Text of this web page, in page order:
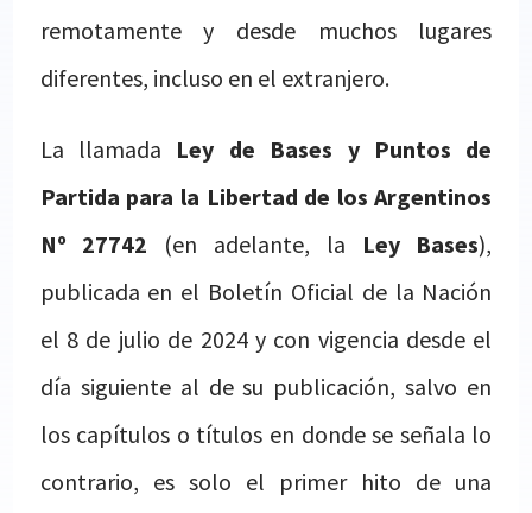
remotamente y desde muchos lugares
diferentes, incluso en el extranjero.
La llamada Ley de Bases y Puntos de
Partida para la Libertad de los Argentinos
Nº 27742 (en adelante, la Ley Bases),
publicada en el Boletín Oficial de la Nación
el 8 de julio de 2024 y con vigencia desde el
día siguiente al de su publicación, salvo en
los capítulos o títulos en donde se señala lo
contrario, es solo el primer hito de una